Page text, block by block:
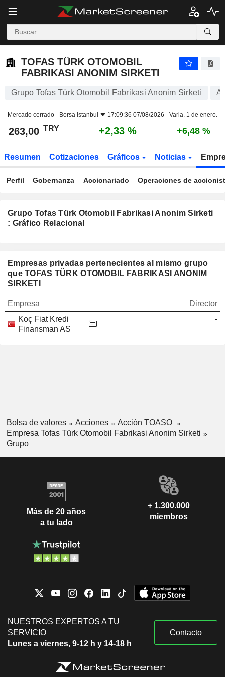
TOFAS TÜRK OTOMOBIL
FABRIKASI ANONIM SIRKETI
Grupo Tofas Türk Otomobil Fabrikasi Anonim Sirketi
Mercado cerrado - Borsa Istanbul 17:09:36 07/08/2026 Varia. 1 de enero.
263,00 TRY +2,33 % +6,48 %
Resumen Cotizaciones Gráficos Noticias
Perfil Gobernanza Accionariado Operaciones de
Grupo Tofas Türk Otomobil Fabrikasi Anonim Sirketi
: Gráfico Relacional
Empresas privadas pertenecientes al mismo grupo
que TOFAS TÜRK OTOMOBIL FABRIKASI ANONIM
SIRKETI
Empresa
Director
Koç Fiat Kredi
Finansman AS
-
Bolsa de valores Acciones
Acción TOASO
Empresa Tofas Türk Otomobil Fabrikasi Anonim Sirketi
Grupo
Más de 20 años
a tu lado
+ 1.300.000
miembros
NUESTROS EXPERTOS A TU
SERVICIO
Lunes a viernes, 9-12 h y 14-18 h
Contacto